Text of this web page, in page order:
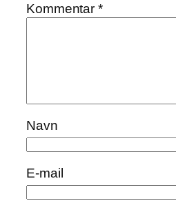
Kommentar*
Navn
E-mail